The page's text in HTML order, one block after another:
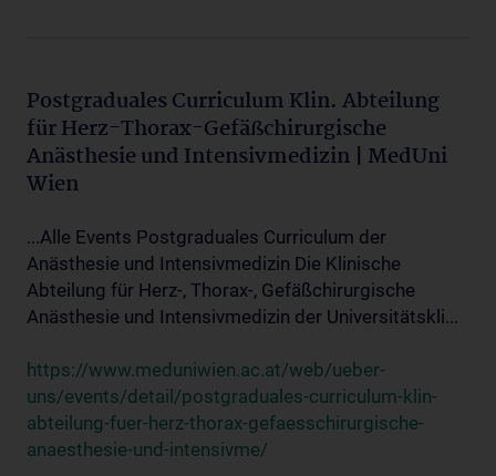
Postgraduales Curriculum Klin. Abteilung
für Herz-Thorax-Gefäßchirurgische
Anästhesie und Intensivmedizin | MedUni
Wien
...Alle Events Postgraduales Curriculum der
Anästhesie und Intensivmedizin Die Klinische
Abteilung für Herz-, Thorax-, Gefäßchirurgische
Anästhesie und Intensivmedizin der Universitätskli...
https://www.meduniwien.ac.at/web/ueber-
uns/events/detail/postgraduales-curriculum-klin-
abteilung-fuer-herz-thorax-gefaesschirurgische-
anaesthesie-und-intensivme/